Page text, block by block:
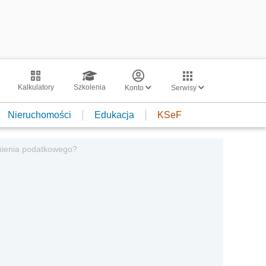
Kalkulatory Szkolenia Konto Serwisy
Nieruchomości Edukacja KSeF
podatkowego?